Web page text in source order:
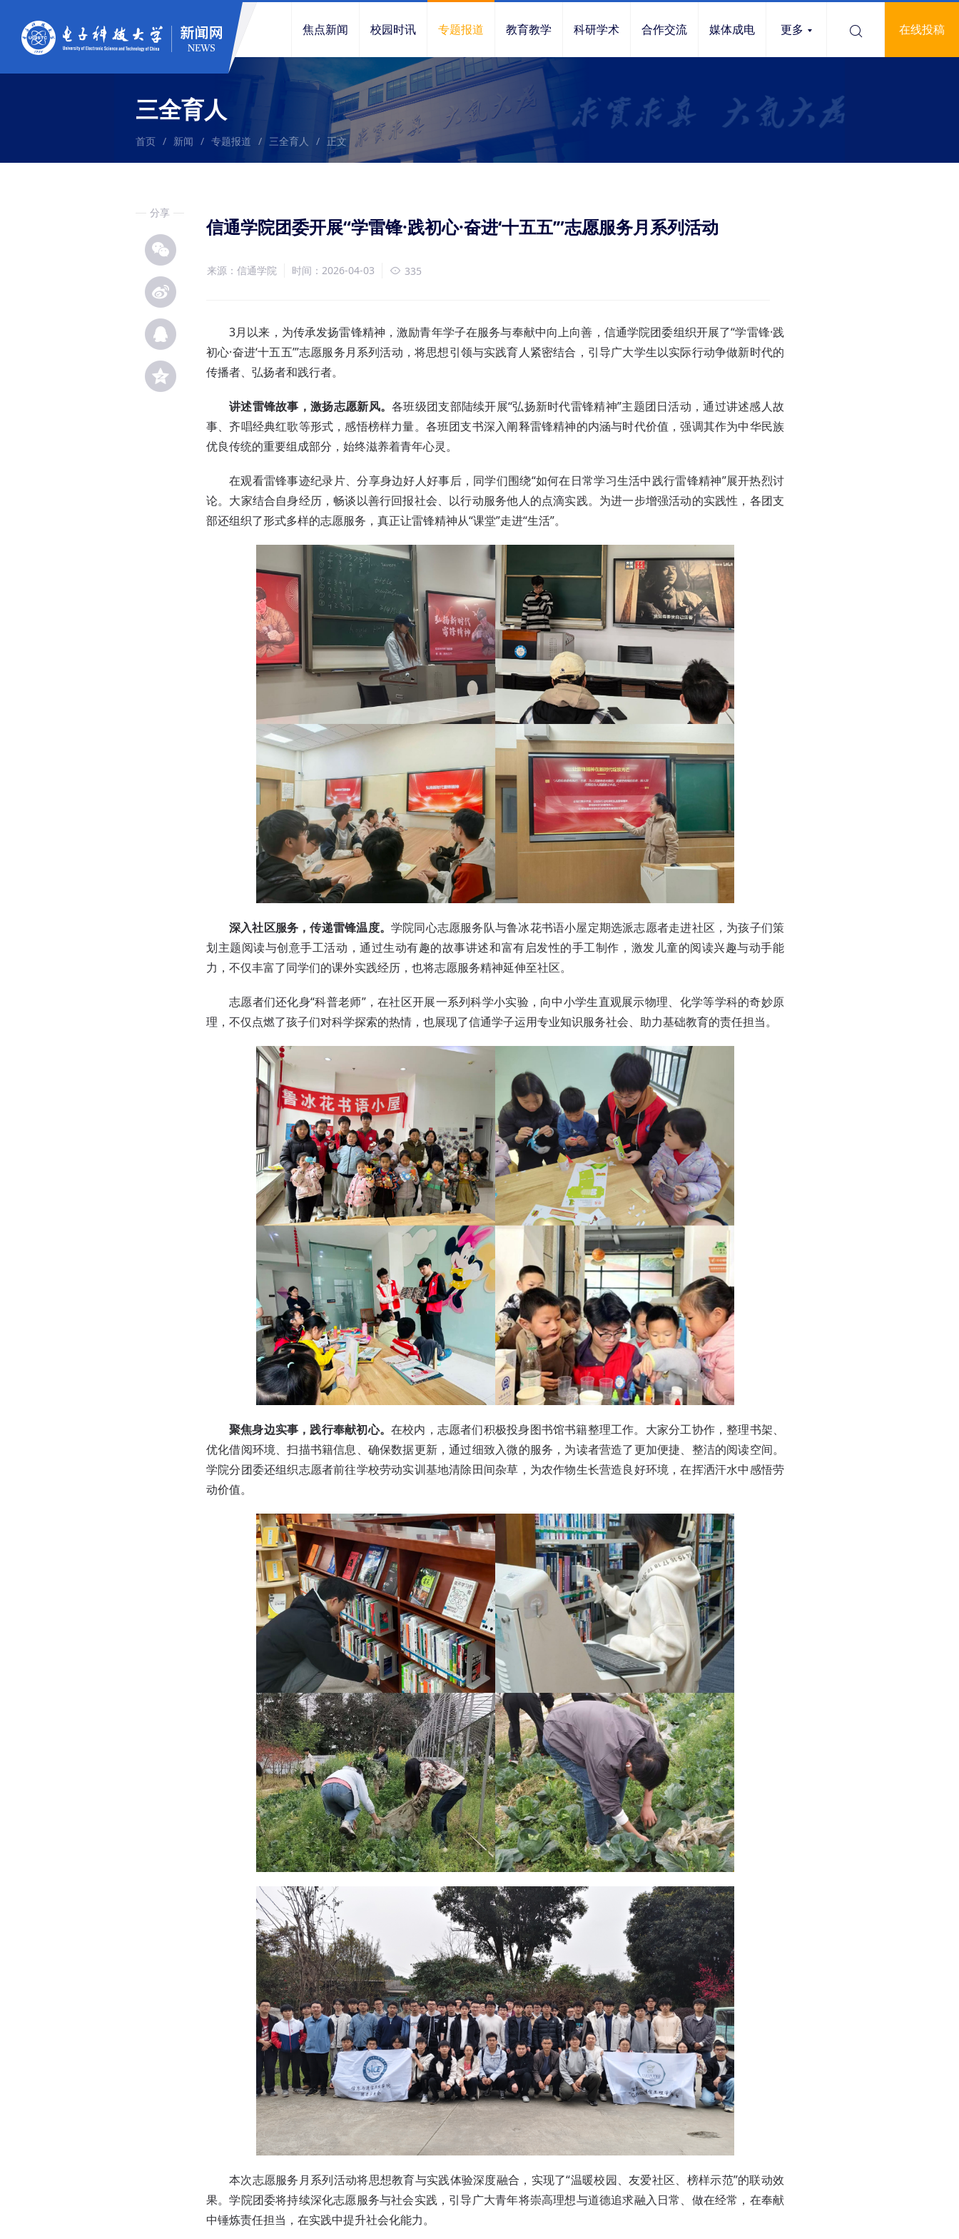
焦点新闻 校园时讯 专题报道 教育教学 科研学术 合作交流 媒体成电 更多 在线投稿
三全育人
首页 / 新闻 / 专题报道 / 三全育人 / 正文
分享
信通学院团委开展“学雷锋·践初心·奋进‘十五五’”志愿服务月系列活动
来源：信通学院 时间：2026-04-03 335
3月以来，为传承发扬雷锋精神，激励青年学子在服务与奉献中向上向善，信通学院团委组织开展了“学雷锋·践
初心·奋进‘十五五’”志愿服务月系列活动，将思想引领与实践育人紧密结合，引导广大学生以实际行动争做新时代的
传播者、弘扬者和践行者。
讲述雷锋故事，激扬志愿新风。各班级团支部陆续开展“弘扬新时代雷锋精神”主题团日活动，通过讲述感人故
事、齐唱经典红歌等形式，感悟榜样力量。各班团支书深入阐释雷锋精神的内涵与时代价值，强调其作为中华民族
优良传统的重要组成部分，始终滋养着青年心灵。
在观看雷锋事迹纪录片、分享身边好人好事后，同学们围绕“如何在日常学习生活中践行雷锋精神”展开热烈讨
论。大家结合自身经历，畅谈以善行回报社会、以行动服务他人的点滴实践。为进一步增强活动的实践性，各团支
部还组织了形式多样的志愿服务，真正让雷锋精神从“课堂”走进“生活”。
深入社区服务，传递雷锋温度。 学院同心志愿服务队与鲁冰花书语小屋定期选派志愿者走进社区，为孩子们策
划主题阅读与创意手工活动，通过生动有趣的故事讲述和富有启发性的手工制作，激发儿童的阅读兴趣与动手能
力，不仅丰富了同学们的课外实践经历，也将志愿服务精神延伸至社区。
志愿者们还化身“科普老师”，在社区开展一系列科学小实验，向中小学生直观展示物理、化学等学科的奇妙原
理，不仅点燃了孩子们对科学探索的热情，也展现了信通学子运用专业知识服务社会、助力基础教育的责任担当。
聚焦身边实事，践行奉献初心。 在校内，志愿者们积极投身图书馆书籍整理工作。大家分工协作，整理书架、
优化借阅环境、扫描书籍信息、确保数据更新，通过细致入微的服务，为读者营造了更加便捷、整洁的阅读空间。
学院分团委还组织志愿者前往学校劳动实训基地清除田间杂草，为农作物生长营造良好环境，在挥洒汗水中感悟劳
动价值。
本次志愿服务月系列活动将思想教育与实践体验深度融合，实现了“温暖校园、友爱社区、榜样示范”的联动效
果。学院团委将持续深化志愿服务与社会实践，引导广大青年将崇高理想与道德追求融入日常、做在经常，在奉献
中锤炼责任担当，在实践中提升社会化能力。